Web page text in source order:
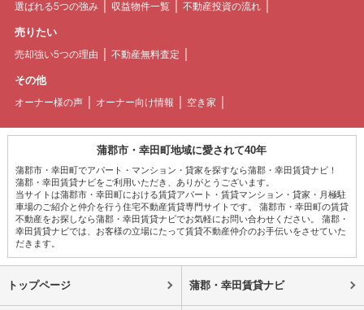
選ばれる5つの強み 収益物件一覧 不動産投資の流れ
売りたい
売却強い5つの理由 不動産無料査定
その他
オーナー様の声 オーナー向け情報 空き家
蒲郡市・幸田町地域に愛されて40年
蒲郡市・幸田町でアパート・マンション・貸家を探すなら蒲郡・幸田賃貸ナビ！
蒲郡・幸田賃貸ナビをご利用いただき、ありがとうございます。
当サイトは蒲郡市・幸田町における賃貸アパート・賃貸マンション・貸家・月極駐
車場のご紹介と仲介を行う住宅不動産賃貸専門サイトです。 蒲郡市・幸田町の賃貸
不動産をお探しなら蒲郡・幸田賃貸ナビでお気軽にお問い合わせください。 蒲郡・
幸田賃貸ナビでは、お客様の立場にたって賃貸不動産仲介のお手伝いをさせていた
だきます。
トップページ 蒲郡・幸田賃貸ナビ